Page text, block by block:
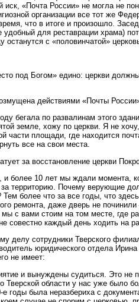
«Почта России» не могла не
организации все тот же
что в итоге и произошло.
удобный для реставрации храма)
с «половинчатой»
под Богом» едино: церкви
действиями «Почты
бегала по развалинам этого
земле, хожу по церкви. Я не
части площади, где находится
все на свои места.
за восстановление церкви
более 10 лет мы ждали момента,
территорию. Почему верующие
более что за все годы, что
ремонта, даже дверь не починили
с вами стоим на том месте, где
каждый день ходить на
делу сотрудники Тверского
юридического отдела
не имеет:
и вынуждены судиться. Это не
Тверской области у нас уже было
годы была неразбериха с